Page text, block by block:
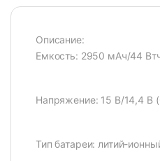
Описание:
Емкость: 2950 мАч/44
Напряжение: 15 В/14,4 В
Тип батареи: литий-